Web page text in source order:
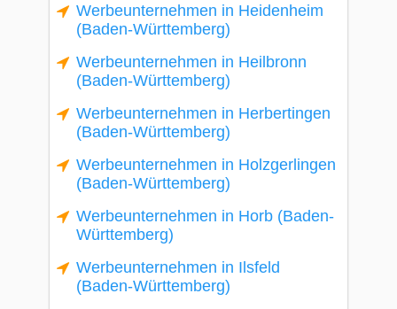
Werbeunternehmen in Heidenheim
(Baden-Württemberg)
Werbeunternehmen in Heilbronn
(Baden-Württemberg)
Werbeunternehmen in Herbertingen
(Baden-Württemberg)
Werbeunternehmen in Holzgerlingen
(Baden-Württemberg)
Werbeunternehmen in Horb (Baden-
Württemberg)
Werbeunternehmen in Ilsfeld
(Baden-Württemberg)